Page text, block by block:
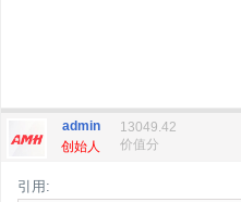
admin
创始人
13049.42
价值分
引用: